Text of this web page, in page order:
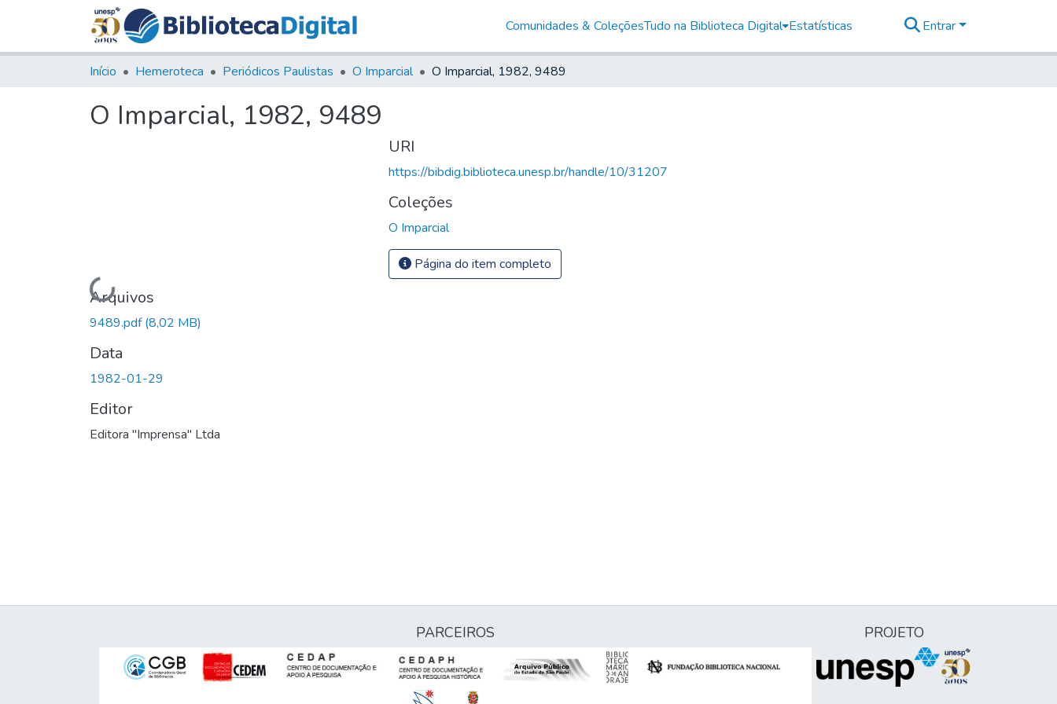
Comunidades & ColeçõesTudo na Biblioteca Digital Estatísticas Entrar
Início Hemeroteca Periódicos Paulistas O Imparcial O Imparcial, 1982, 9489
O Imparcial, 1982, 9489
Carregando...
Arquivos
9489.pdf(8,02 MB)
Data
1982-01-29
Editor
Editora "Imprensa" Ltda
URI
https://bibdig.biblioteca.unesp.br/handle/10/31207
Coleções
O Imparcial
Página do item completo
PARCEIROS PROJETO